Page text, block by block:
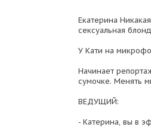
Екатерина
сексуальная
У Кати на
Начинает
сумочке. Менять
ВЕДУЩИЙ:
- Катерина, вы в